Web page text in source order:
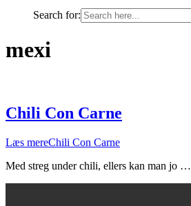
Search for:
mexi
Chili Con Carne
Læs mereChili Con Carne
Med streg under chili, ellers kan man jo …